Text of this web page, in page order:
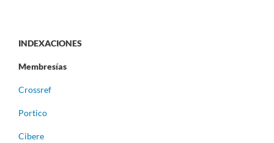
INDEXACIONES
Membresías
Crossref
Portico
Cibere